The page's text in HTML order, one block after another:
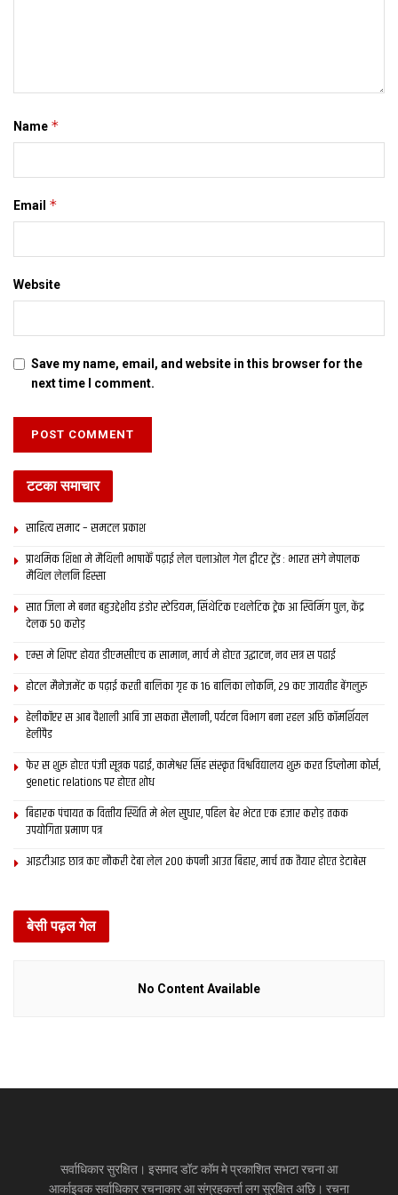
Name *
Email *
Website
Save my name, email, and website in this browser for the
next time I comment.
टटका समाचार
साहित्य समाद – समटल प्रकाश
प्राथमिक शि‍क्षा मे मैथि‍ली भाषाकेँ पढ़ाई लेल चलाओल गेल ट्वीटर ट्रेंड : भारत संगे नेपालक
मैथिल लेलनि हिस्सा
सात जिला मे बनत बहुउद्देशीय इंडोर स्‍टेडि‍यम, सिंथेटिक एथलेटिक ट्रेक आ स्विमिंग पुल, केंद्र
देलक 50 करोड़
एम्स मे शिफ्ट होयत डीएमसीएच क सामान, मार्च मे होएत उद्घाटन, नव सत्र स पढाई
होटल मैनेजमेंट क पढ़ाई करती बालिका गृह क 16 बालिका लोकनि, 29 कए जायतीह बेंगलुरु
हेलीकॉप्टर स आब वैशाली आबि जा सकता सैलानी, पर्यटन विभाग बना रहल अछि कॉमर्शियल
हेलीपैड
फेर स शुरू होएत पंजी सूत्रक पढाई, कामेश्वर सिंह संस्कृत विश्वविद्यालय शुरू करत डिप्लोमा कोर्स,
genetic relations पर होएत शोध
बिहारक पंचायत क वित्‍तीय स्थिति मे भेल सुधार, पहिल बेर भेटत एक हजार करोड़ तकक
उपयोगिता प्रमाण पत्र
आइटीआइ छात्र कए नौकरी देबा लेल 200 कंपनी आउत बिहार, मार्च तक तैयार होएत डेटाबेस
बेसी पढ़ल गेल
No Content Available
सर्वाधिकार सुरक्षित। इसमाद डॉट कॉम मे प्रकाशित सभटा रचना आ
आर्काइवक सर्वाधिकार रचनाकार आ संग्रहकर्त्ता लग सुरक्षित अछि। रचना